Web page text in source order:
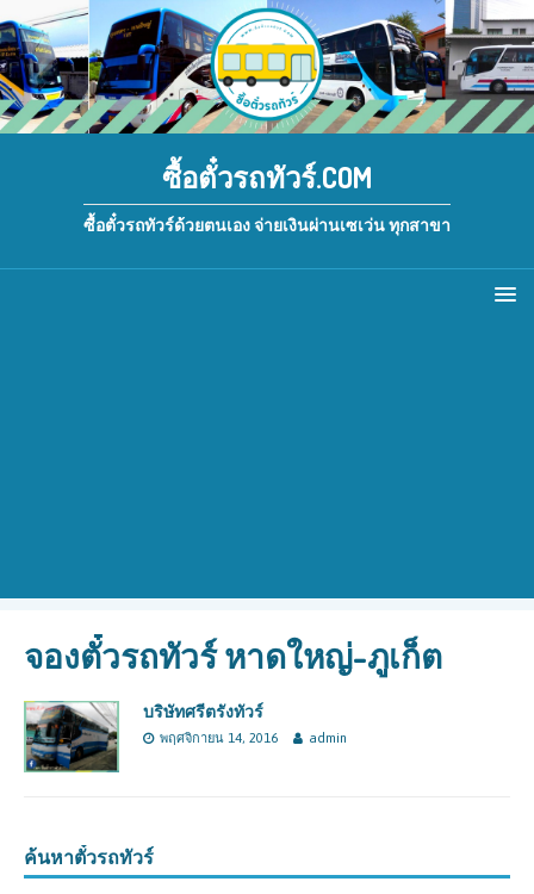
ซื้อตั๋วรถทัวร์.COM
ซื้อตั๋วรถทัวร์ด้วยตนเอง จ่ายเงินผ่านเซเว่น ทุกสาขา
จองตั๋วรถทัวร์ หาดใหญ่-ภูเก็ต
บริษัทศรีตรังทัวร์
พฤศจิกายน 14, 2016 admin
ค้นหาตั๋วรถทัวร์